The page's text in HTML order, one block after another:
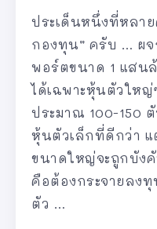
ประเด็นหนึ่งที่หลา
กองทุน” ครับ … ผ
พอร์ตขนาด 1 แสน
ได้เฉพาะหุ้นตัวให
ประมาณ 100-150
หุ้นตัวเล็กที่ดีกว่า
ขนาดใหญ่จะถูกบัง
คือต้องกระจายลง
ตัว …